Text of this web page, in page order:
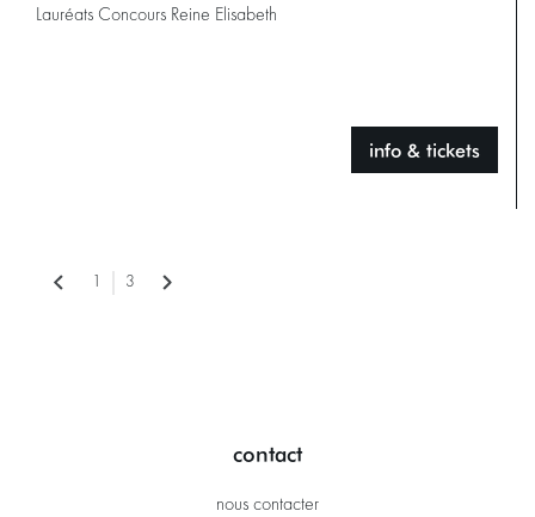
Lauréats Concours Reine Elisabeth
info & tickets
3
contact
nous contacter